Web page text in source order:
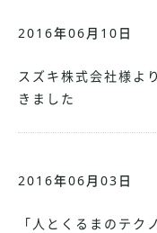
2016年06月10日
スズキ株式会社様
きました
2016年06月03日
「人とくるまのテ